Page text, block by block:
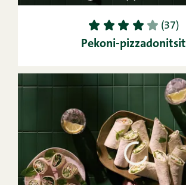
1 2 3 4 5 (37)
Pekoni-pizzadonitsit